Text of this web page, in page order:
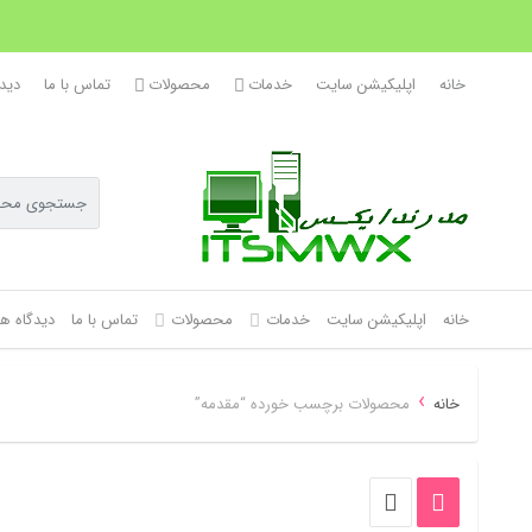
خانه اپلیکیشن سایت خدمات محصولات تماس با ما
خانه اپلیکیشن سایت خدمات محصولات تماس با ما دیدگاه
خانه › محصولات برچسب خورده “مقدمه”